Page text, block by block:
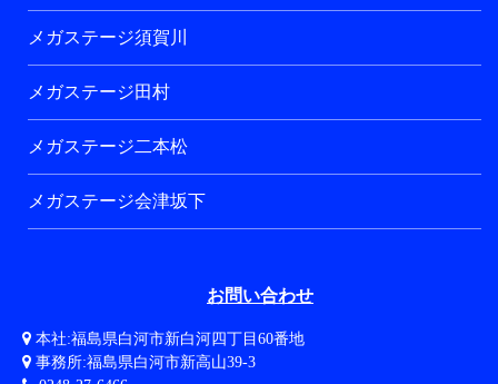
メガステージ須賀川
メガステージ田村
メガステージ二本松
メガステージ会津坂下
お問い合わせ
本社:福島県白河市新白河四丁目60番地
事務所:福島県白河市新高山39-3